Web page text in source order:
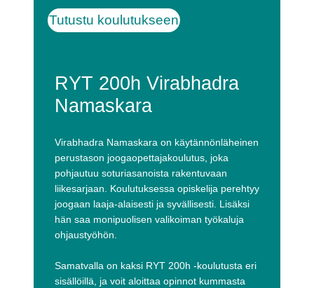
Tutustu koulutukseen
RYT 200h Virabhadra
Namaskara
Virabhadra Namaskara on käytännönläheinen
perustason joogaopettajakoulutus, joka
pohjautuu soturiasanoista rakentuvaan
liikesarjaan. Koulutuksessa opiskelija perehtyy
joogaan laaja-alaisesti ja syvällisesti. Lisäksi
hän saa monipuolisen valikoiman työkaluja
ohjaustyöhön.
Samatvalla on kaksi RYT 200h -koulutusta eri
sisällöillä, ja voit aloittaa opinnot kummasta